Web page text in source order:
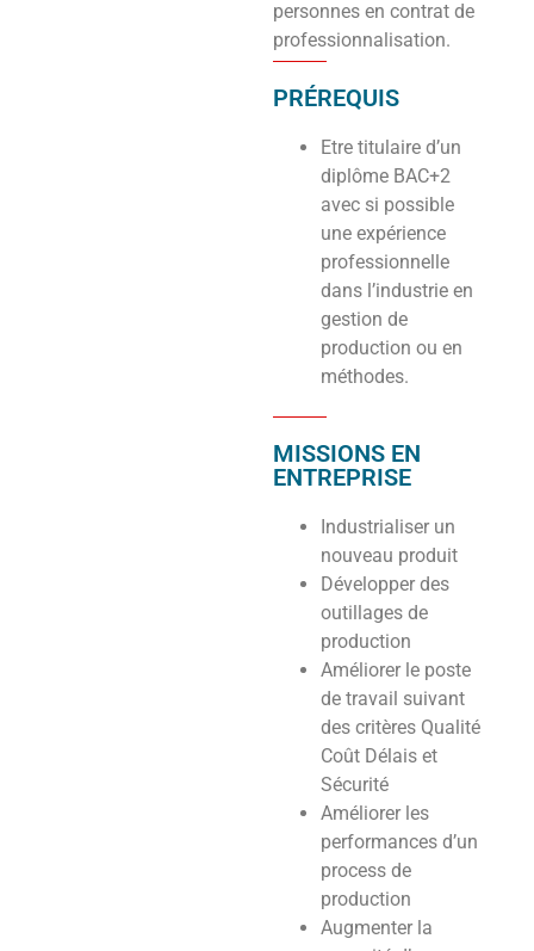
personnes en contrat de
professionnalisation.
PRÉREQUIS
Etre titulaire d’un
diplôme BAC+2
avec si possible
une expérience
professionnelle
dans l’industrie en
gestion de
production ou en
méthodes.
MISSIONS EN
ENTREPRISE
Industrialiser un
nouveau produit
Développer des
outillages de
production
Améliorer le poste
de travail suivant
des critères Qualité
Coût Délais et
Sécurité
Améliorer les
performances d’un
process de
production
Augmenter la